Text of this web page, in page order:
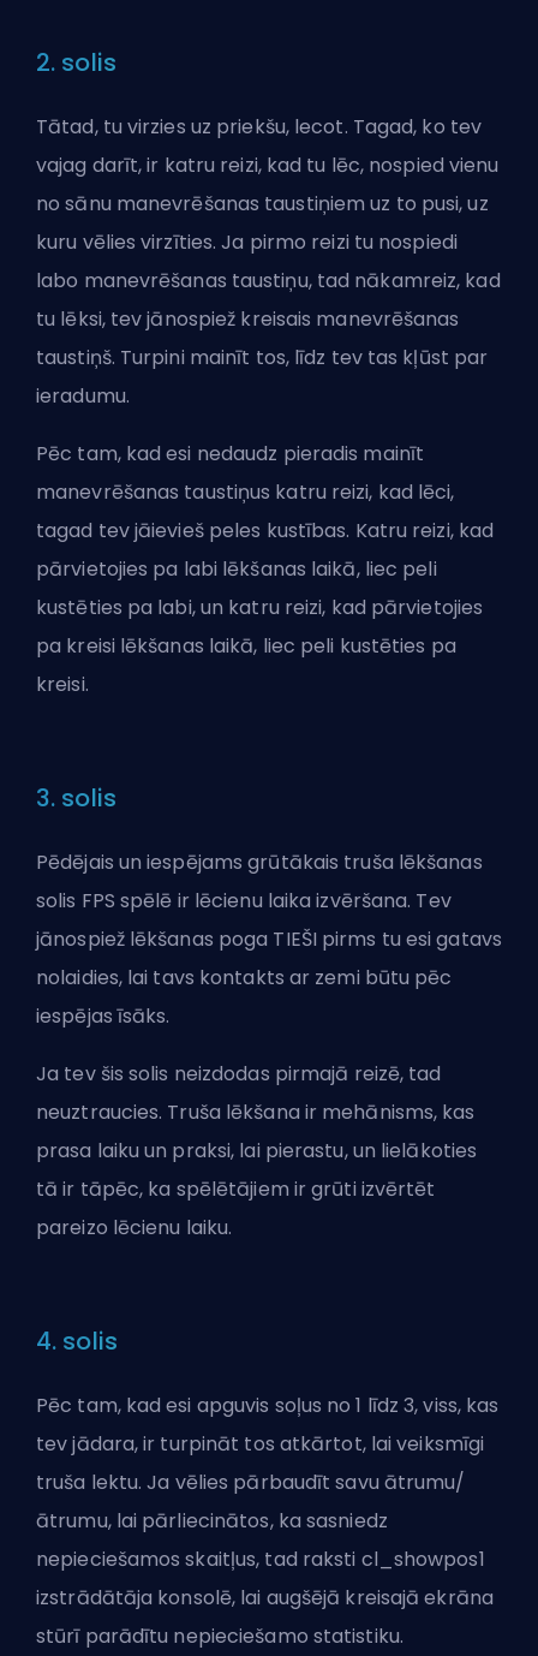
2. solis
Tātad, tu virzies uz priekšu, lecot. Tagad, ko tev
vajag darīt, ir katru reizi, kad tu lēc, nospied vienu
no sānu manevrēšanas taustiņiem uz to pusi, uz
kuru vēlies virzīties. Ja pirmo reizi tu nospiedi
labo manevrēšanas taustiņu, tad nākamreiz, kad
tu lēksi, tev jānospiež kreisais manevrēšanas
taustiņš. Turpini mainīt tos, līdz tev tas kļūst par
ieradumu.
Pēc tam, kad esi nedaudz pieradis mainīt
manevrēšanas taustiņus katru reizi, kad lēci,
tagad tev jāievieš peles kustības. Katru reizi, kad
pārvietojies pa labi lēkšanas laikā, liec peli
kustēties pa labi, un katru reizi, kad pārvietojies
pa kreisi lēkšanas laikā, liec peli kustēties pa
kreisi.
3. solis
Pēdējais un iespējams grūtākais truša lēkšanas
solis FPS spēlē ir lēcienu laika izvēršana. Tev
jānospiež lēkšanas poga TIEŠI pirms tu esi gatavs
nolaidies, lai tavs kontakts ar zemi būtu pēc
iespējas īsāks.
Ja tev šis solis neizdodas pirmajā reizē, tad
neuztraucies. Truša lēkšana ir mehānisms, kas
prasa laiku un praksi, lai pierastu, un lielākoties
tā ir tāpēc, ka spēlētājiem ir grūti izvērtēt
pareizo lēcienu laiku.
4. solis
Pēc tam, kad esi apguvis soļus no 1 līdz 3, viss, kas
tev jādara, ir turpināt tos atkārtot, lai veiksmīgi
truša lektu. Ja vēlies pārbaudīt savu ātrumu/
ātrumu, lai pārliecinātos, ka sasniedz
nepieciešamos skaitļus, tad raksti cl_showpos1
izstrādātāja konsolē, lai augšējā kreisajā ekrāna
stūrī parādītu nepieciešamo statistiku.